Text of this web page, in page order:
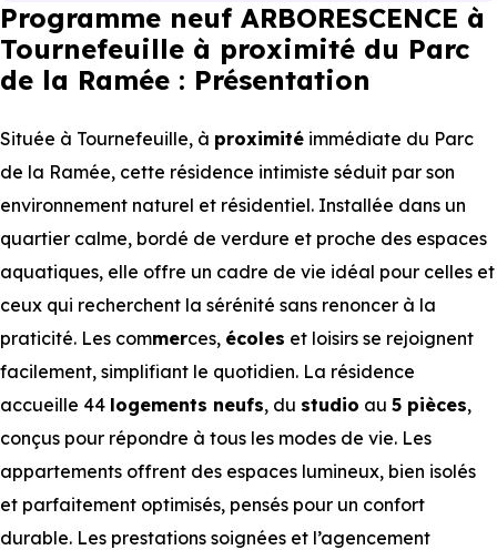
Programme neuf ARBORESCENCE à
Tournefeuille à proximité du Parc
de la Ramée : Présentation
Située à Tournefeuille, à proximité immédiate du Parc
de la Ramée, cette résidence intimiste séduit par son
environnement naturel et résidentiel. Installée dans un
quartier calme, bordé de verdure et proche des espaces
aquatiques, elle offre un cadre de vie idéal pour celles et
ceux qui recherchent la sérénité sans renoncer à la
praticité. Les commerces, écoles et loisirs se rejoignent
facilement, simplifiant le quotidien. La résidence
accueille 44 logements neufs, du studio au 5 pièces,
conçus pour répondre à tous les modes de vie. Les
appartements offrent des espaces lumineux, bien isolés
et parfaitement optimisés, pensés pour un confort
durable. Les prestations soignées et l’agencement